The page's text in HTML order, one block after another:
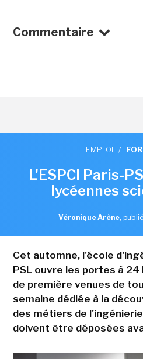
Commentaire
EMPLOI /
L'ESPCI Paris-
lycéennes
Véronique Arène,
Cet automne, l'école
PSL ouvre les portes à
de première venues de
semaine dédiée à la
des métiers de
doivent être déposées